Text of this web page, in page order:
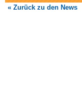
« Zurück zu den News